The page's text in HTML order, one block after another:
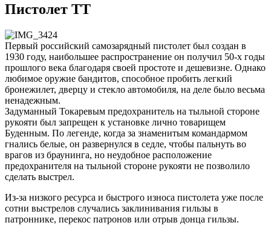
Пистолет ТТ
Первый российский самозарядный пистолет был создан в
1930 году, наибольшее распространение он получил 50-х годы
прошлого века благодаря своей простоте и дешевизне. Однако
любимое оружие бандитов, способное пробить легкий
бронежилет, дверцу и стекло автомобиля, на деле было весьма
ненадежным.
Задуманный Токаревым предохранитель на тыльной стороне
рукояти был запрещен к установке лично товарищем
Буденным. По легенде, когда за знаменитым командармом
гнались белые, он развернулся в седле, чтобы пальнуть во
врагов из браунинга, но неудобное расположение
предохранителя на тыльной стороне рукояти не позволило
сделать выстрел.
Из-за низкого ресурса и быстрого износа пистолета уже после
сотни выстрелов случались заклинивания гильзы в
патроннике, перекос патронов или отрыв донца гильзы.